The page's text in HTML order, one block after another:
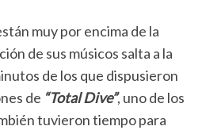
muy por encima de la
de sus músicos salta a la
de los que dispusieron
de “Total Dive”, uno de los
tuvieron tiempo para